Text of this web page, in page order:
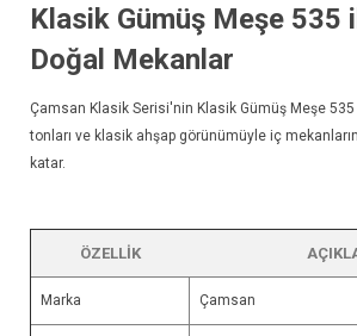
Klasik Gümüş Meşe 535
Doğal Mekanlar
Çamsan Klasik Serisi'nin Klasik Gümüş Meşe
tonları ve klasik ahşap görünümüyle iç
katar.
ÖZELLIK
Marka Çamsan